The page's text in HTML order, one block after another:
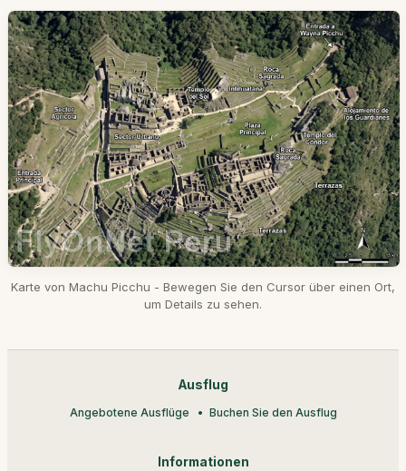
Karte von Machu Picchu - Bewegen Sie den Cursor über einen Ort,
um Details zu sehen.
Ausflug
Angebotene Ausflüge Buchen Sie den Ausflug
Informationen